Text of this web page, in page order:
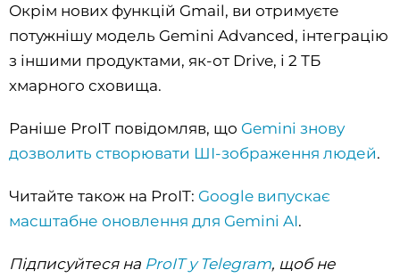
Окрім нових функцій Gmail, ви отримуєте
потужнішу модель Gemini Advanced, інтеграцію
з іншими продуктами, як-от Drive, і 2 ТБ
хмарного сховища.
Раніше ProIT повідомляв, що Gemini знову
дозволить створювати ШІ-зображення людей.
Читайте також на ProІT: Google випускає
масштабне оновлення для Gemini AI.
Підписуйтеся на ProIT у Telegram, щоб не